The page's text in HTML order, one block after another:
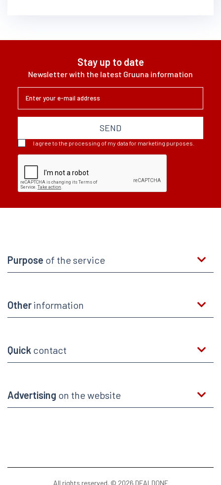
Stay up to date
Newsletter with the latest Gruuna information
SEND
I agree to the processing of my data for marketing purposes.
Purpose of the service
Other information
Quick contact
Advertising on the website
All rights reserved. © 2026 DEALDONE